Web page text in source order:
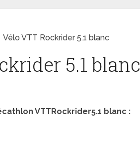
Vélo VTT Rockrider 5.1 blanc
5.1 blanc
VTTRockrider5.1 blanc :